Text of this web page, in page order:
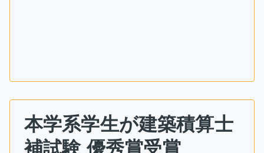
本学系学生が建築積算士